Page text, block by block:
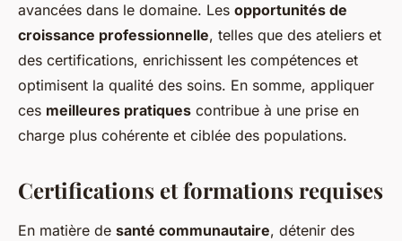
avancées dans le domaine. Les opportunités de
croissance professionnelle, telles que des ateliers et
des certifications, enrichissent les compétences et
optimisent la qualité des soins. En somme, appliquer
ces meilleures pratiques contribue à une prise en
charge plus cohérente et ciblée des populations.
Certifications et formations requises
En matière de santé communautaire, détenir des